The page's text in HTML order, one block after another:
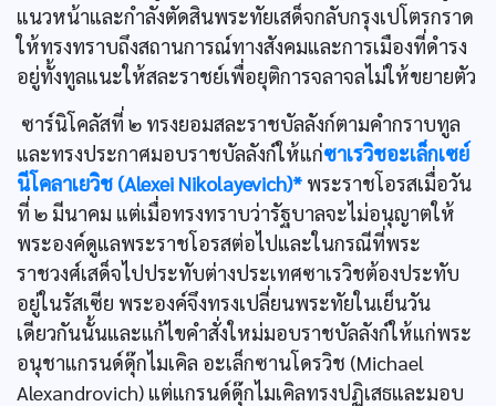
แนวหน้าและกำลังตัดสินพระทัยเสด็จกลับกรุงเปโตรกราด
ให้ทรงทราบถึงสถานการณ์ทางสังคมและการเมืองที่ดำรง
อยู่ทั้งทูลแนะให้สละราชย์เพื่อยุติการจลาจลไม่ให้ขยายตัว
ซาร์นิโคลัสที่ ๒ ทรงยอมสละราชบัลลังก์ตามคำกราบทูล
และทรงประกาศมอบราชบัลลังก์ให้แก่ซาเรวิชอะเล็กเซย์
นีโคลาเยวิช (Alexei Nikolayevich)* พระราชโอรสเมื่อวัน
ที่ ๒ มีนาคม แต่เมื่อทรงทราบว่ารัฐบาลจะไม่อนุญาตให้
พระองค์ดูแลพระราชโอรสต่อไปและในกรณีที่พระ
ราชวงศ์เสด็จไปประทับต่างประเทศซาเรวิชต้องประทับ
อยู่ในรัสเซีย พระองค์จึงทรงเปลี่ยนพระทัยในเย็นวัน
เดียวกันนั้นและแก้ไขคำสั่งใหม่มอบราชบัลลังก์ให้แก่พระ
อนุชาแกรนด์ดุ๊กไมเคิล อะเล็กซานโดรวิช (Michael
Alexandrovich) แต่แกรนด์ดุ๊กไมเคิลทรงปฏิเสธและมอบ